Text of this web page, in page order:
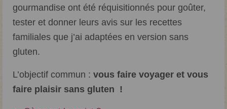
gourmandise ont été réquisitionnés pour goûter,
tester et donner leurs avis sur les recettes
familiales que j’ai adaptées en version sans
gluten.
L’objectif commun : vous faire voyager et vous
faire plaisir sans gluten !